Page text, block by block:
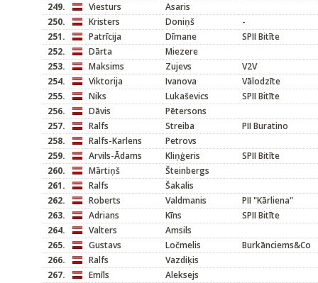
249.
Viesturs
Asaris
250.
Kristers Doniņš
-
251.
Patrīcija Dīmane
SPII Bitīte
252.
Dārta
Miezere
253.
Maksims Zujevs
V2V
254.
Viktorija Ivanova
Vālodzīte
255.
Niks Lukaševics
SPII Bitīte
256.
Dāvis
Pētersons
257.
Ralfs Streiba
PII Buratino
258.
Ralfs-Karlens
Petrovs
259.
Arvils-Ādams Kliņģeris
SPII Bitīte
260.
Mārtiņš
Šteinbergs
261.
Ralfs
Šakalis
262.
Roberts Valdmanis
PII "Kārliena"
263.
Adrians Kīns
SPII Bitīte
264.
Valters
Amsils
265.
Gustavs Ločmelis
Burkānciems&Co
266.
Ralfs
Vazdiķis
267.
Emīls
Aleksejs